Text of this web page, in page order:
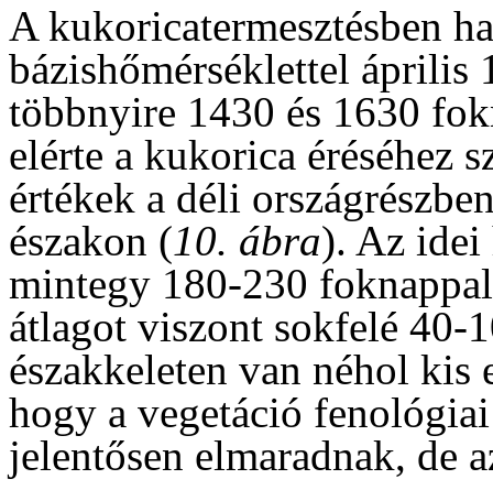
A kukoricatermesztésben
bázishőmérséklettel
többnyire 1430 és 1630
elérte a kukorica éréséhez
értékek a déli
északon (10. ábra). Az idei
mintegy 180-230
átlagot viszont sokfelé 40-
északkeleten van néhol
hogy a vegetáció
jelentősen elmaradnak, de